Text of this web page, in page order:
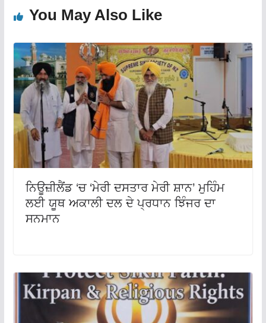
You May Also Like
ਨਿਊਜ਼ੀਲੈਂਡ ‘ਚ ‘ਮੇਰੀ ਦਸਤਾਰ ਮੇਰੀ ਸ਼ਾਨ’ ਮੁਹਿੰਮ
ਲਈ ਯੂਥ ਅਕਾਲੀ ਦਲ ਦੇ ਪ੍ਰਧਾਨ ਝਿੰਜਰ ਦਾ
ਸਨਮਾਨ